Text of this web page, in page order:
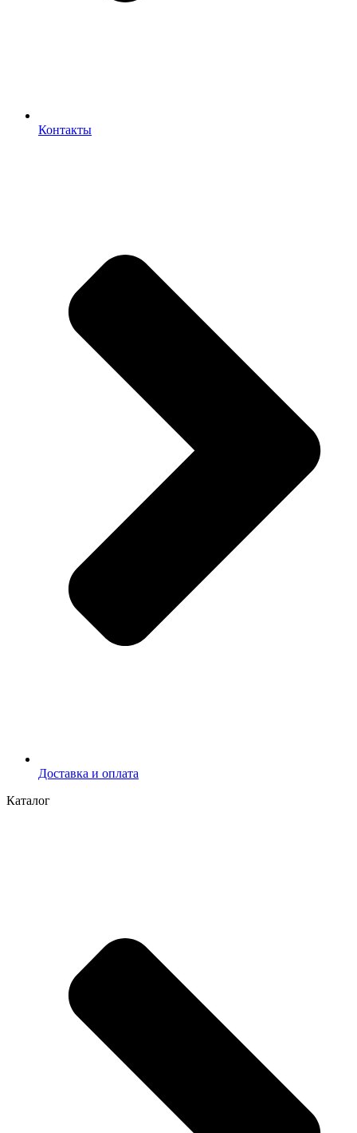
Контакты
Доставка и оплата
Каталог